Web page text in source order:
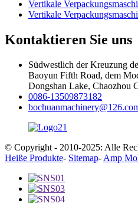
Vertikale
Vertikale
Kontaktieren Sie uns
Südwestlich der Kreuzung
Baoyun Fifth Road, dem
Dongshan Lake, Chaozhou
0086-13509873182
© Copyright - 2010-2025: Alle
Heiße Produkte- Sitemap- Amp